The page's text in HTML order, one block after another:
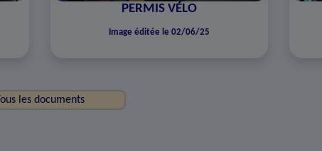
PERMIS VÉLO
Image éditée le 02/06/25
les documents